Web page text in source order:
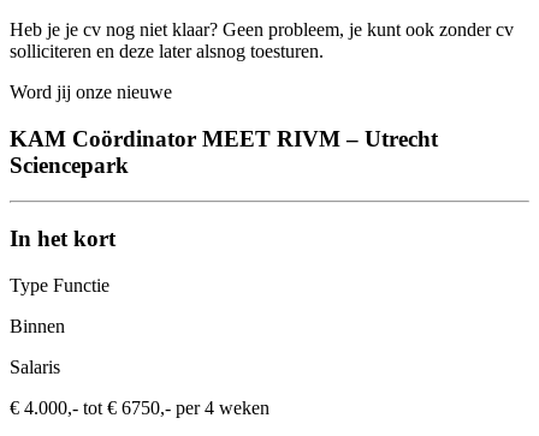
Heb je je cv nog niet klaar? Geen probleem, je kunt ook zonder cv
solliciteren en deze later alsnog toesturen.
Word jij onze nieuwe
KAM Coördinator MEET RIVM – Utrecht
Sciencepark
In het kort
Type Functie
Binnen
Salaris
€ 4.000,- tot € 6750,- per 4 weken